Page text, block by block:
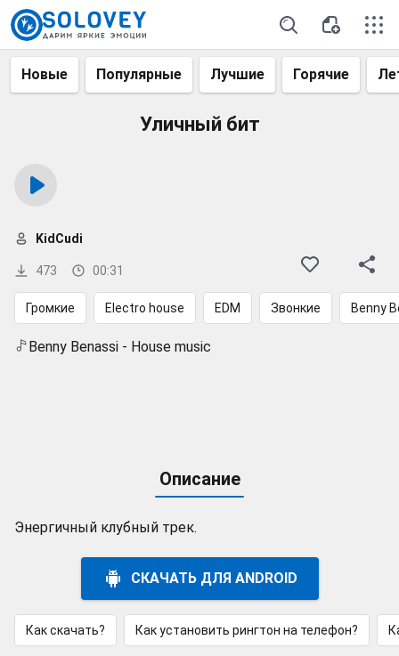
Новые Популярные Лучшие Горячие
Уличный бит
473 00:31
KidCudi
Громкие Electro house EDM Звонкие Benny
Benny Benassi - House music
Описание
Энергичный клубный трек.
СКАЧАТЬ ДЛЯ ANDROID
Как скачать? Как установить рингтон на телефон?